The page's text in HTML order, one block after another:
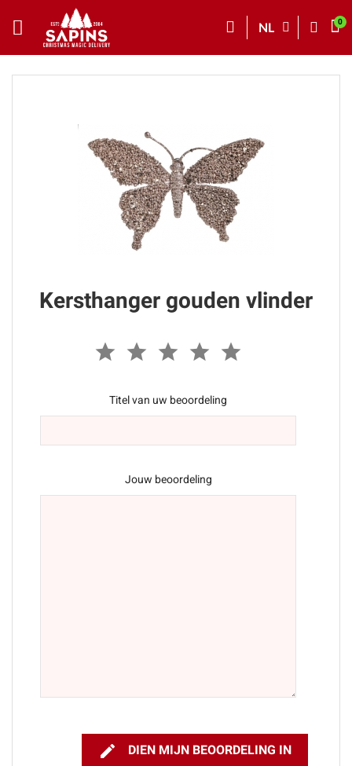
NL
Kersthanger gouden vlinder
Titel van uw beoordeling
Jouw beoordeling
 DIEN MIJN BEOORDELING IN